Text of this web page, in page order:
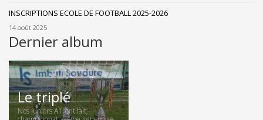
INSCRIPTIONS ECOLE DE FOOTBALL 2025-2026
14 août 2025
Dernier album
Le triplé
Nos juniors A1l’ont fait,